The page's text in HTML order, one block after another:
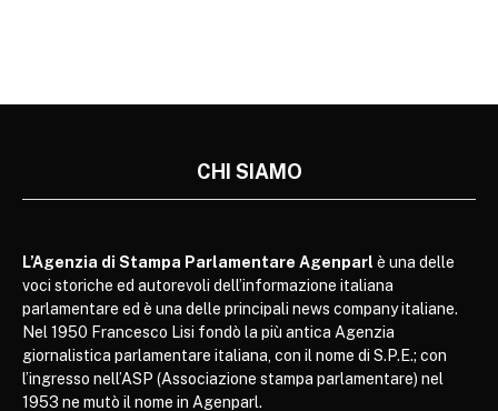
CHI SIAMO
L’Agenzia di Stampa Parlamentare Agenparl è una delle
voci storiche ed autorevoli dell’informazione italiana
parlamentare ed è una delle principali news company italiane.
Nel 1950 Francesco Lisi fondò la più antica Agenzia
giornalistica parlamentare italiana, con il nome di S.P.E.; con
l’ingresso nell’ASP (Associazione stampa parlamentare) nel
1953 ne mutò il nome in Agenparl.